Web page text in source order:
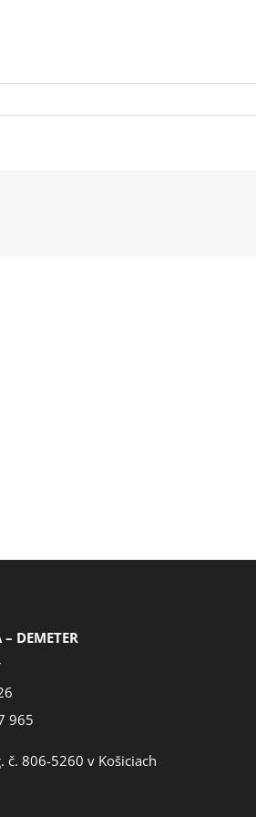
DEMETER
965
č. 806-5260 v Košiciach